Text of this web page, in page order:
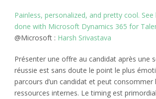
Painless, personalized, and pretty cool.
done with Microsoft Dynamics 365 for
@Microsoft : Harsh Srivastava
Présenter une offre au candidat après une
réussie est sans doute le point le plus
parcours d’un candidat et peut consommer
ressources internes. Le timing est